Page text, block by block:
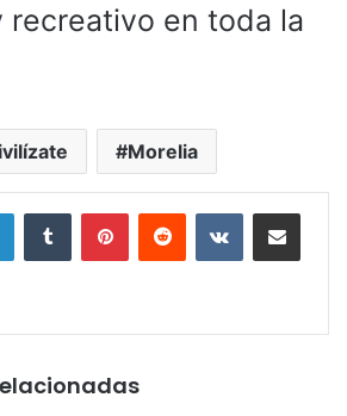
en toda la
Morelia
LinkedInTumblr PinterestReddit VKontakteCompartir por